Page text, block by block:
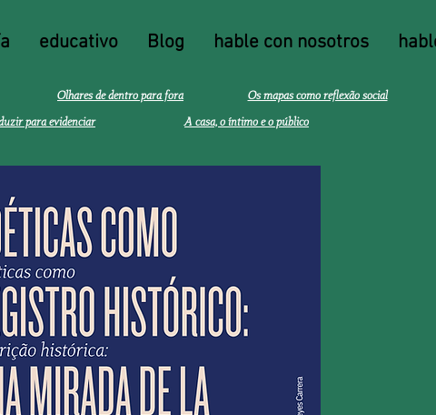
educativo Blog hable con nosotros
Olhares de dentro para fora Os mapas como reflexão social
A casa, o íntimo e o público
para evidenciar